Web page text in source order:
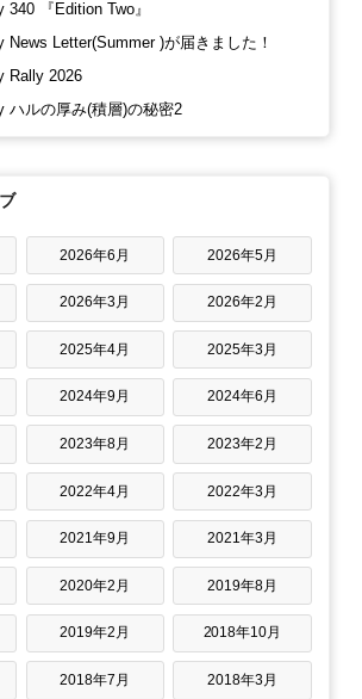
340 『Edition Two』
News Letter(Summer )が届きました！
Rally 2026
ハルの厚み(積層)の秘密2
2026年6月 2026年5月
2026年3月 2026年2月
2025年4月 2025年3月
2024年9月 2024年6月
2023年8月 2023年2月
2022年4月 2022年3月
2021年9月 2021年3月
2020年2月 2019年8月
2019年2月 2018年10月
2018年7月 2018年3月